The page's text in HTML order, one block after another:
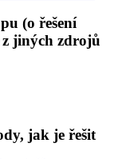
(o řešení
z jiných zdrojů
jak je řešit